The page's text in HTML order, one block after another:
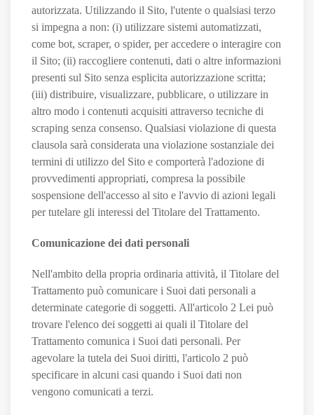
autorizzata. Utilizzando il Sito, l'utente o qualsiasi terzo
si impegna a non: (i) utilizzare sistemi automatizzati,
come bot, scraper, o spider, per accedere o interagire con
il Sito; (ii) raccogliere contenuti, dati o altre informazioni
presenti sul Sito senza esplicita autorizzazione scritta;
(iii) distribuire, visualizzare, pubblicare, o utilizzare in
altro modo i contenuti acquisiti attraverso tecniche di
scraping senza consenso. Qualsiasi violazione di questa
clausola sarà considerata una violazione sostanziale dei
termini di utilizzo del Sito e comporterà l'adozione di
provvedimenti appropriati, compresa la possibile
sospensione dell'accesso al sito e l'avvio di azioni legali
per tutelare gli interessi del Titolare del Trattamento.
Comunicazione dei dati personali
Nell'ambito della propria ordinaria attività, il Titolare del
Trattamento può comunicare i Suoi dati personali a
determinate categorie di soggetti. All'articolo 2 Lei può
trovare l'elenco dei soggetti ai quali il Titolare del
Trattamento comunica i Suoi dati personali. Per
agevolare la tutela dei Suoi diritti, l'articolo 2 può
specificare in alcuni casi quando i Suoi dati non
vengono comunicati a terzi.